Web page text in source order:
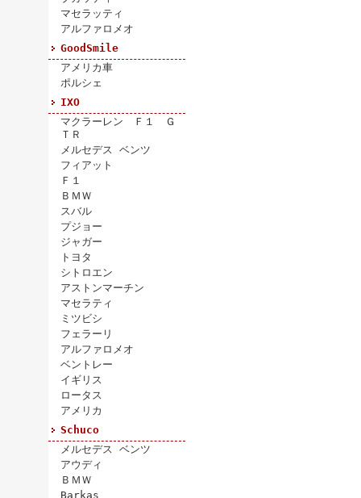
マセラッティ
アルファロメオ
GoodSmile
アメリカ車
ポルシェ
IXO
マクラーレン Ｆ１ Ｇ
ＴＲ
メルセデス ベンツ
フィアット
Ｆ１
ＢＭＷ
スバル
プジョー
ジャガー
トヨタ
シトロエン
アストンマーチン
マセラティ
ミツビシ
フェラーリ
アルファロメオ
ベントレー
イギリス
ロータス
アメリカ
Schuco
メルセデス ベンツ
アウディ
ＢＭＷ
Barkas